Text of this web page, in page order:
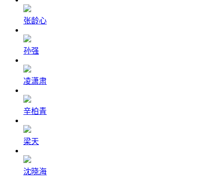
张龄心
孙强
凌潇肃
辛柏青
梁天
沈晓海